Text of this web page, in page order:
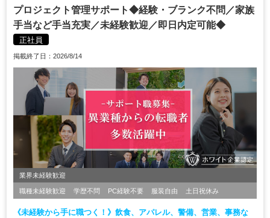
プロジェクト管理サポート◆経験・ブランク不問／家族
手当など手当充実／未経験歓迎／即日内定可能◆
正社員
掲載終了日：2026/8/14
業界未経験歓迎
職種未経験歓迎 学歴不問 PC経験不要 服装自由 土日祝休み
《未経験から手に職つく！》飲食、アパレル、警備、営業、事務な